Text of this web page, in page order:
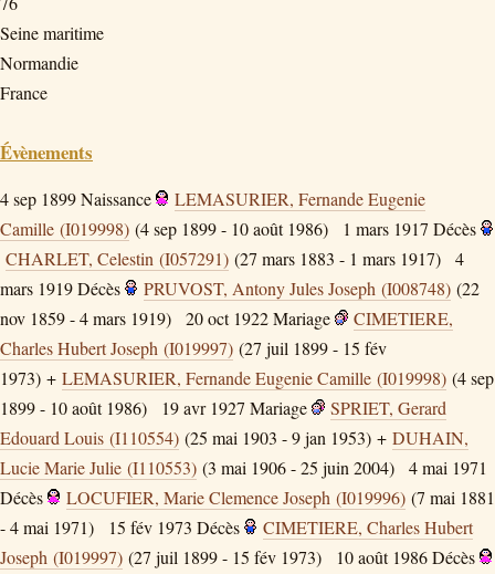
Seine maritime
Normandie
France
Évènements
4 sep 1899Naissance
LEMASURIER, Fernande Eugenie
Camille (I019998) (4 sep 1899 - 10 août 1986) 1 mars 1917 Décès
CHARLET, Celestin (I057291) (27 mars 1883 - 1 mars 1917)
4
mars 1919Décès PRUVOST, Antony Jules Joseph (I008748) (22
nov 1859 - 4 mars 1919)
20 oct 1922Mariage
CIMETIERE,
Charles Hubert Joseph (I019997) (27 juil 1899 - 15 fév
1973) + LEMASURIER, Fernande Eugenie Camille (I019998) (4 sep
1899 - 10 août 1986)
19 avr 1927 Mariage
SPRIET, Gerard
Edouard Louis (I110554) (25 mai 1903 - 9 jan 1953) + DUHAIN,
Lucie Marie Julie (I110553) (3 mai 1906 - 25 juin 2004)
4 mai 1971
Décès
LOCUFIER, Marie Clemence Joseph (I019996) (7 mai 1881
- 4 mai 1971)
15 fév 1973 Décès
CIMETIERE, Charles Hubert
Joseph (I019997) (27 juil 1899 - 15 fév 1973) 10 août 1986Décès